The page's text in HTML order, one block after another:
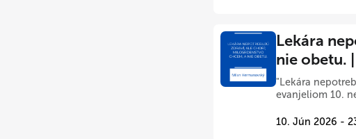
Lekára
nie obetu. |
"Lekára
evanjeliom 10.
10. Jún 2026 -